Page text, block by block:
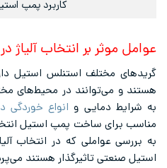
کاربرد پمپ
عوامل موثر بر انتخاب
گریدهای مختلف استنلس استیل
هستند و می‌توانند در محیط‌های
به شرایط دمایی و انواع خوردگی
مناسب برای ساخت پمپ استیل
به بررسی عواملی که در انتخاب
استیل صنعتی تاثیرگذار هستند